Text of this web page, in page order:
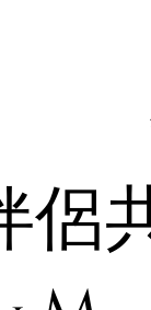
侶